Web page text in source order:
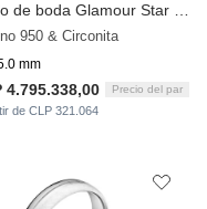
950 & Circonita
mm
4.795.338,00 Precio del par
de CLP 321.064